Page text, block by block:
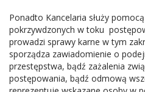
Ponadto Kancelaria służy
pokrzywdzonych w toku
prowadzi sprawy karne w tym
sporządza zawiadomienie o
przestępstwa, bądź zażalenia
postępowania, bądź odmową